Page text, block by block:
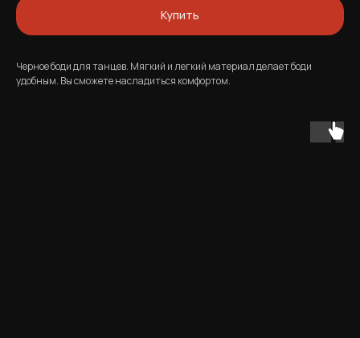
Купить
Черное боди для танцев. Мягкий и легкий материал делает боди
удобным. Вы сможете насладиться комфортом.